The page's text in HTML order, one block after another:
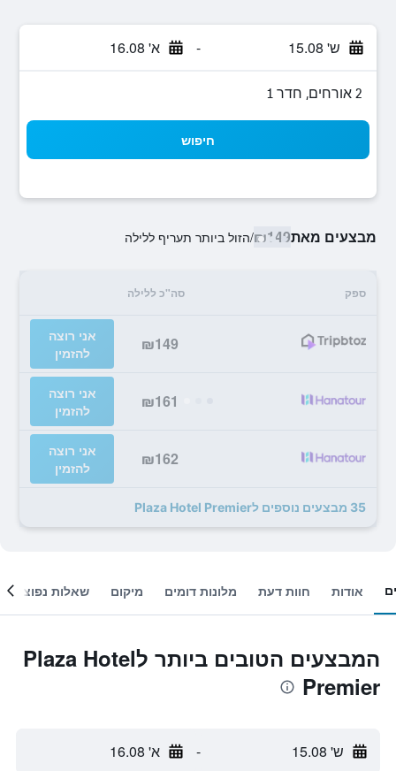
ש' 15.08 - א' 16.08
2 אורחים, חדר 1
חיפוש
מבצעים מאת₪149
/הזול ביותר תעריף ללילה
ספק סה"כ ללילה
₪149
אני רוצה
להזמין
₪161
אני רוצה
להזמין
₪162
אני רוצה
להזמין
35 מבצעים נוספים לPlaza Hotel Premier
אודות חוות דעת מלונות דומים מיקום שאלות נפוצות
המבצעים הטובים ביותר לPlaza Hotel
Premier
ש' 15.08 - א' 16.08